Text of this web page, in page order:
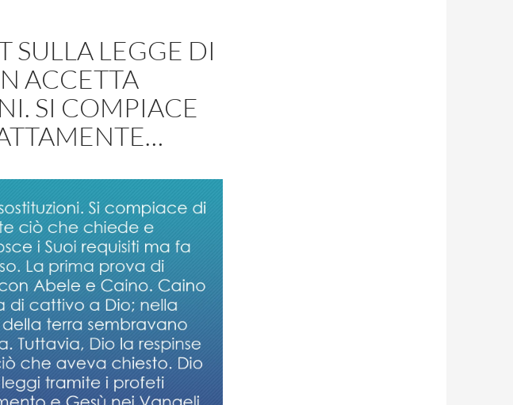
SULLA LEGGE DI
ACCETTA
SI COMPIACE